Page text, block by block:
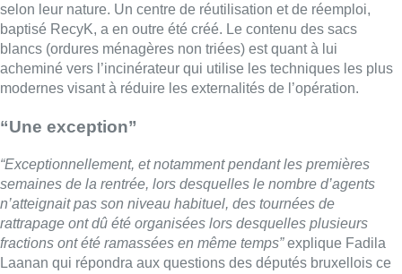
selon leur nature. Un centre de réutilisation et de réemploi,
baptisé RecyK, a en outre été créé. Le contenu des sacs
blancs (ordures ménagères non triées) est quant à lui
acheminé vers l’incinérateur qui utilise les techniques les plus
modernes visant à réduire les externalités de l’opération.
“Une exception”
“Exceptionnellement, et notamment pendant les premières
semaines de la rentrée, lors desquelles le nombre d’agents
n’atteignait pas son niveau habituel, des tournées de
rattrapage ont dû été organisées lors desquelles plusieurs
fractions ont été ramassées en même temps”explique Fadila
Laanan qui répondra aux questions des députés bruxellois ce